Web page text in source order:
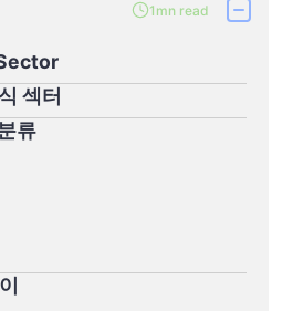
1mn read
섹터
류